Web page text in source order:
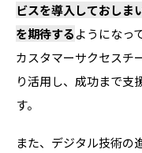
ビスを導入しておしま
を期待するようになっ
カスタマーサクセスチ
り活用し、成功まで支
す。
また、デジタル技術の